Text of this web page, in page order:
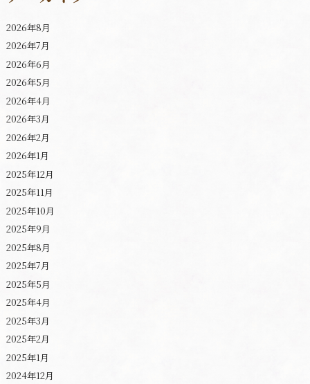
2026年8月
2026年7月
2026年6月
2026年5月
2026年4月
2026年3月
2026年2月
2026年1月
2025年12月
2025年11月
2025年10月
2025年9月
2025年8月
2025年7月
2025年5月
2025年4月
2025年3月
2025年2月
2025年1月
2024年12月